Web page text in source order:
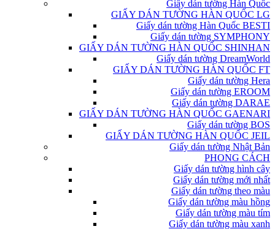
Giấy dán tường Hàn Quốc
GIẤY DÁN TƯỜNG HÀN QUỐC LG
Giấy dán tường Hàn Quốc BESTI
Giấy dán tường SYMPHONY
GIẤY DÁN TƯỜNG HÀN QUỐC SHINHAN
Giấy dán tường DreamWorld
GIẤY DÁN TƯỜNG HÀN QUỐC FT
Giấy dán tường Hera
Giấy dán tường EROOM
Giấy dán tường DARAE
GIẤY DÁN TƯỜNG HÀN QUỐC GAENARI
Giấy dán tường BOS
GIẤY DÁN TƯỜNG HÀN QUỐC JEIL
Giấy dán tường Nhật Bản
PHONG CÁCH
Giấy dán tường hình cây
Giấy dán tường mới nhất
Giấy dán tường theo màu
Giấy dán tường màu hồng
Giấy dán tường màu tím
Giấy dán tường màu xanh